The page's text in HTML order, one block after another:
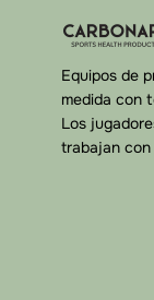
Equipos de
medida con
Los
trabajan